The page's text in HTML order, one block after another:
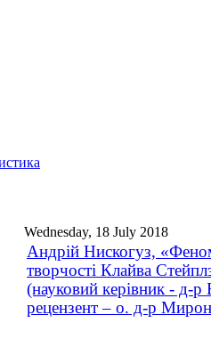
Wednesday, 18 July 2018
Андрій Нискогуз,
творчості Клайва
(науковий керівник - д-р
рецензент – о. д-р